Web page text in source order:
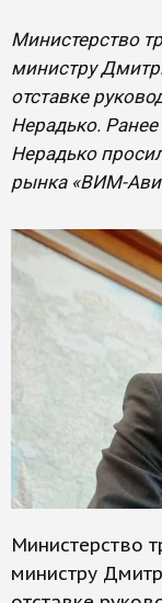
Министерство
министру
отставке
Нерадько.
Нерадько
рынка «ВИМ-
Министерство
министру